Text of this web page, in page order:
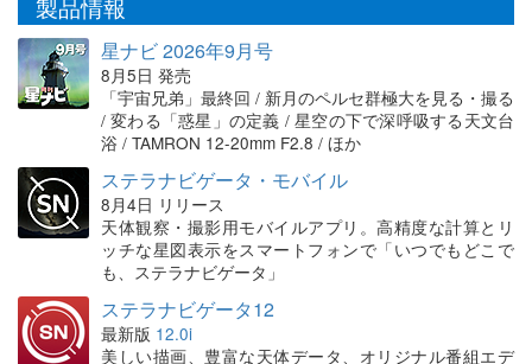
製品情報
星ナビ 2026年9月号
8月5日 発売
「宇宙兄弟」最終回 / 新月のペルセ群極大を見る・撮る
/ 変わる「惑星」の定義 / 星空の下で深呼吸する天文台
浴 / TAMRON 12-20mm F2.8 / ほか
ステラナビゲータ・モバイル
8月4日 リリース
天体観察・撮影用モバイルアプリ。高精度な計算とリ
ッチな星図表示をスマートフォンで「いつでもどこで
も、ステラナビゲータ」
ステラナビゲータ12
最新版 12.0i
美しい描画、豊富な天体データ、オリジナル番組エデ